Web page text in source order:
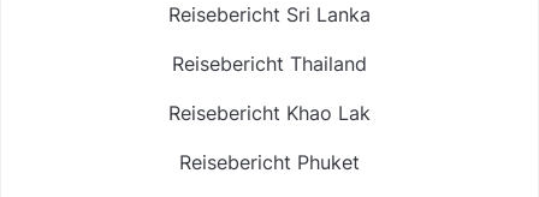
Reisebericht Sri Lanka
Reisebericht Thailand
Reisebericht Khao Lak
Reisebericht Phuket